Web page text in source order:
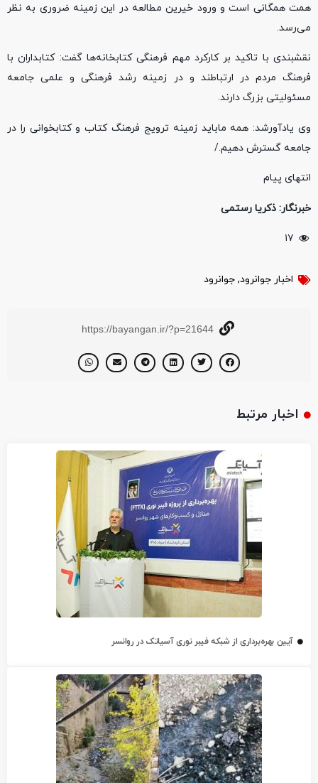
همت همگانی است و ورود خیرین مطالعه در این زمینه ضروری به نظر
می‌رسد.
نقشبندی با تاکید بر کارکرد مهم فرهنگی کتابخانه‌ها گفت: کتابداران با
فرهنگ مردم در ارتباطند و در زمینه رشد فرهنگی و علمی جامعه
مسئولیتی بزرگ دارند.
وی یادآورشد: همه ماباید زمینه ترویج فرهنگ کتاب و کتابخوانی را در
جامعه گسترش دهیم./
انتهای پیام
خبرنگار: ذکریا رستمی
۱۷
اخبار جوانرود, جوانرود
https://bayangan.ir/?p=21644
اخبار مرتبط
آیین بهره‌برداری از شبکه فیبر نوری آسیاتک در روانسر